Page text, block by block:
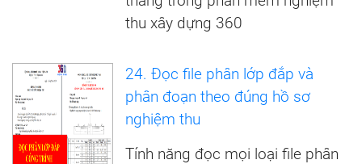
thu xây dựng 360
24. Đọc file phân lớp đắp và
phân đoạn theo đúng hồ sơ
nghiệm thu
Tính năng đọc mọi loại file phân